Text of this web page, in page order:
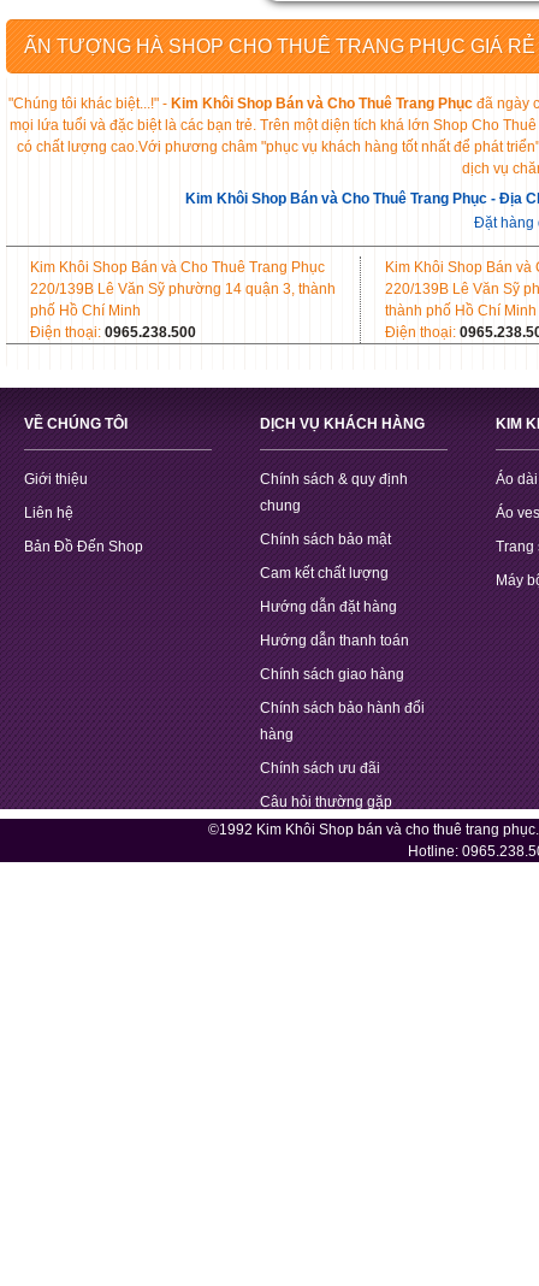
ẤN TƯỢNG HÀ SHOP CHO THUÊ TRANG PHỤC GIÁ
"Chúng tôi khác biệt...!" - Kim Khôi Shop Bán và Cho Thuê Trang Phục đã ngày
mọi lứa tuổi và đặc biệt là các bạn trẻ. Trên một diện tích khá lớn Shop Cho
có chất lượng cao.Với phương châm "phục vụ khách hàng tốt nhất để phát
dịch vụ
Kim Khôi Shop Bán và Cho Thuê Trang Phục - Địa
Đặt hàng
Kim Khôi Shop Bán và Cho Thuê Trang Phục
220/139B Lê Văn Sỹ phường 14 quận 3, thành
phố Hồ Chí Minh
Điện thoại: 0965.238.500
Kim Khôi Shop Bán và
220/139B Lê Văn Sỹ
thành phố Hồ Chí Minh
Điện thoại:
VỀ CHÚNG TÔI
Giới thiệu
Liên hệ
Bản Đồ Đến Shop
DỊCH VỤ KHÁCH HÀNG
Chính sách & quy định
chung
Chính sách bảo mật
Cam kết chất lượng
Hướng dẫn đặt hàng
Hướng dẫn thanh toán
Chính sách giao hàng
Chính sách bảo hành đổi
hàng
Chính sách ưu đãi
Câu hỏi thường gặp
KIM
Áo
Áo
Trang
Máy
©1992 Kim Khôi Shop bán và cho thuê trang
Hotline: